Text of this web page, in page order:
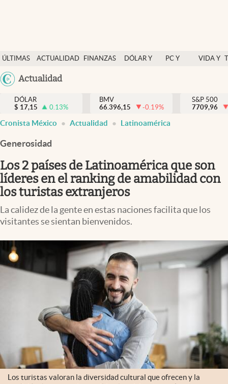
ÚLTIMAS
NOTICIAS
ACTUALIDAD
FINANZAS
DÓLAR Y
PC Y
VIDA Y
México
Actualidad
Actualidad
Finanzas y economía
Dólar y mercados
Pc y celular
Vida y estilo
Tv
Espiritualidad
Mediakit
DÓLAR
$ 17,15 0.13%
BMV
66.396,15
-0.19%
S&P 500
7709,96
Cronista México Actualidad Latinoamérica
Generosidad
Los 2 países de Latinoamérica que son
líderes en el ranking de amabilidad con
los turistas extranjeros
La calidez de la gente en estas naciones facilita que los
visitantes se sientan bienvenidos.
Los turistas valoran la diversidad cultural que ofrecen y la